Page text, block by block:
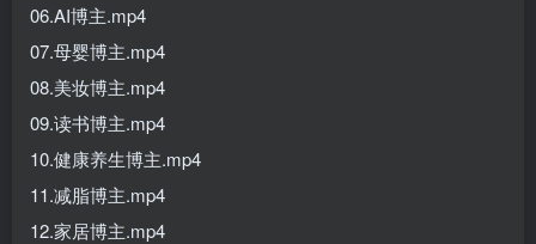
06.AI博主.mp4
07.母婴博主.mp4
08.美妆博主.mp4
09.读书博主.mp4
10.健康养生博主.mp4
11.减脂博主.mp4
12.家居博主.mp4